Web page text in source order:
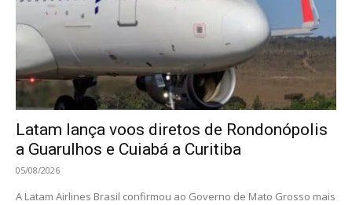
Latam lança voos diretos de Rondonópolis
a Guarulhos e Cuiabá a Curitiba
05/08/2026
A Latam Airlines Brasil confirmou ao Governo de Mato Grosso mais